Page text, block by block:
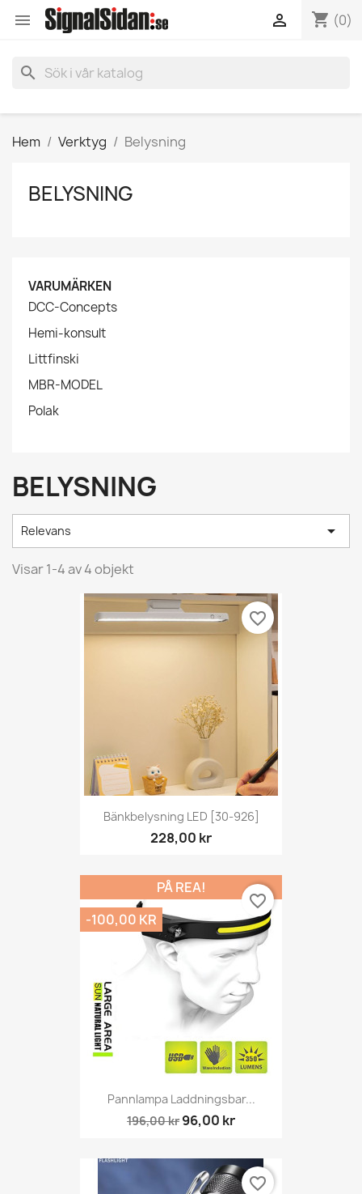
 shopping_cart (0)

search
Hem Verktyg Belysning
BELYSNING
VARUMÄRKEN
DCC-Concepts
Hemi-konsult
Littfinski
MBR-MODEL
Polak
BELYSNING
Relevans 
Visar 1-4 av 4 objekt
Bänkbelysning LED [30-926]
228,00 kr
favorite_border
Pannlampa Laddningsbar...
196,00 kr 96,00 kr
PÅ REA!
-100,00 KR
favorite_border
favorite_border